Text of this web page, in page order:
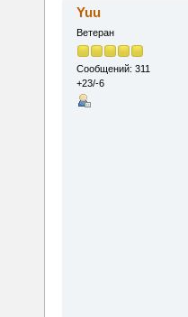
Yuu
Ветеран
Сообщений: 311
+23/-6